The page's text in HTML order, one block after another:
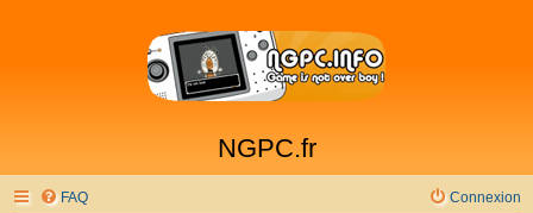
NGPC.fr
FAQ Connexion